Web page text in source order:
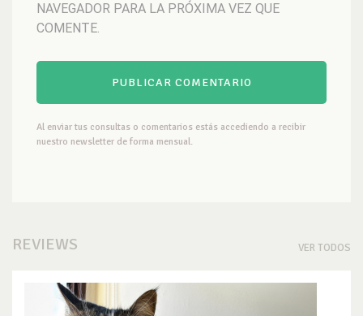
NAVEGADOR PARA LA PRÓXIMA VEZ QUE
COMENTE.
Al enviar tus consultas o comentarios estás accediendo a recibir
nuestro newsletter de forma mensual.
REVIEWS VER TODOS